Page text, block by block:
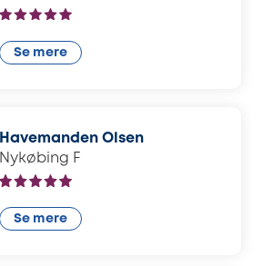
Se mere
Havemanden Olsen
Nykøbing F
Se mere